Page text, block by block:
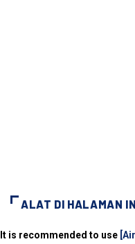
ALAT DI HALAMAN
It is recommended to use